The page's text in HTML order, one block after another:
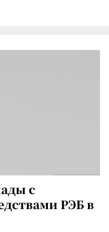
с
РЭБ в